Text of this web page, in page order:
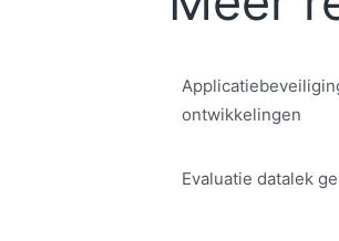
ontwikkelingen
Evaluatie datalek